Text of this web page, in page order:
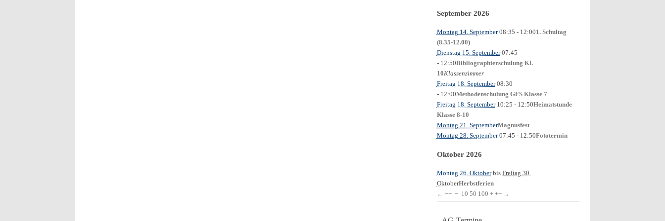
September 2026
Montag 14. September08:35 - 12:001. Schultag
(8.35-12.00)
Dienstag 15. September07:45
- 12:50Bibliographierschulung Kl.
10Klassenzimmer
Freitag 18. September08:30
- 12:00Methodenschulung GFS Klasse 7
Freitag 18. September10:25 - 12:50Heimatstunde
Klasse 8-10
Montag 21. SeptemberMagnusfest
Montag 28. September07:45 - 12:50Fototermin
Oktober 2026
Montag 26. Oktoberbis Freitag 30.
OktoberHerbstferien
← −− − 10 50 100 + ++ →